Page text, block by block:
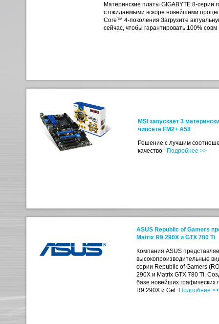
Материнские платы GIGABYTE 8-серии
с ожидаемыми вскоре новейшими
Core™ 4-поколения Загрузите
сейчас, чтобы гарантировать 100% совм
MSI запускает 3
чипсете FM2+ A58
Решение с лучшим
качество
Подробнее >>
ASUS Republic of Gamers
Matrix R9 290X и GTX 780 Ti
Компания ASUS
высокопроизводительные
серии Republic of Gamers
290X и Matrix GTX 780 Ti.
базе новейших графических
R9 290X и GeF Подробнее >>